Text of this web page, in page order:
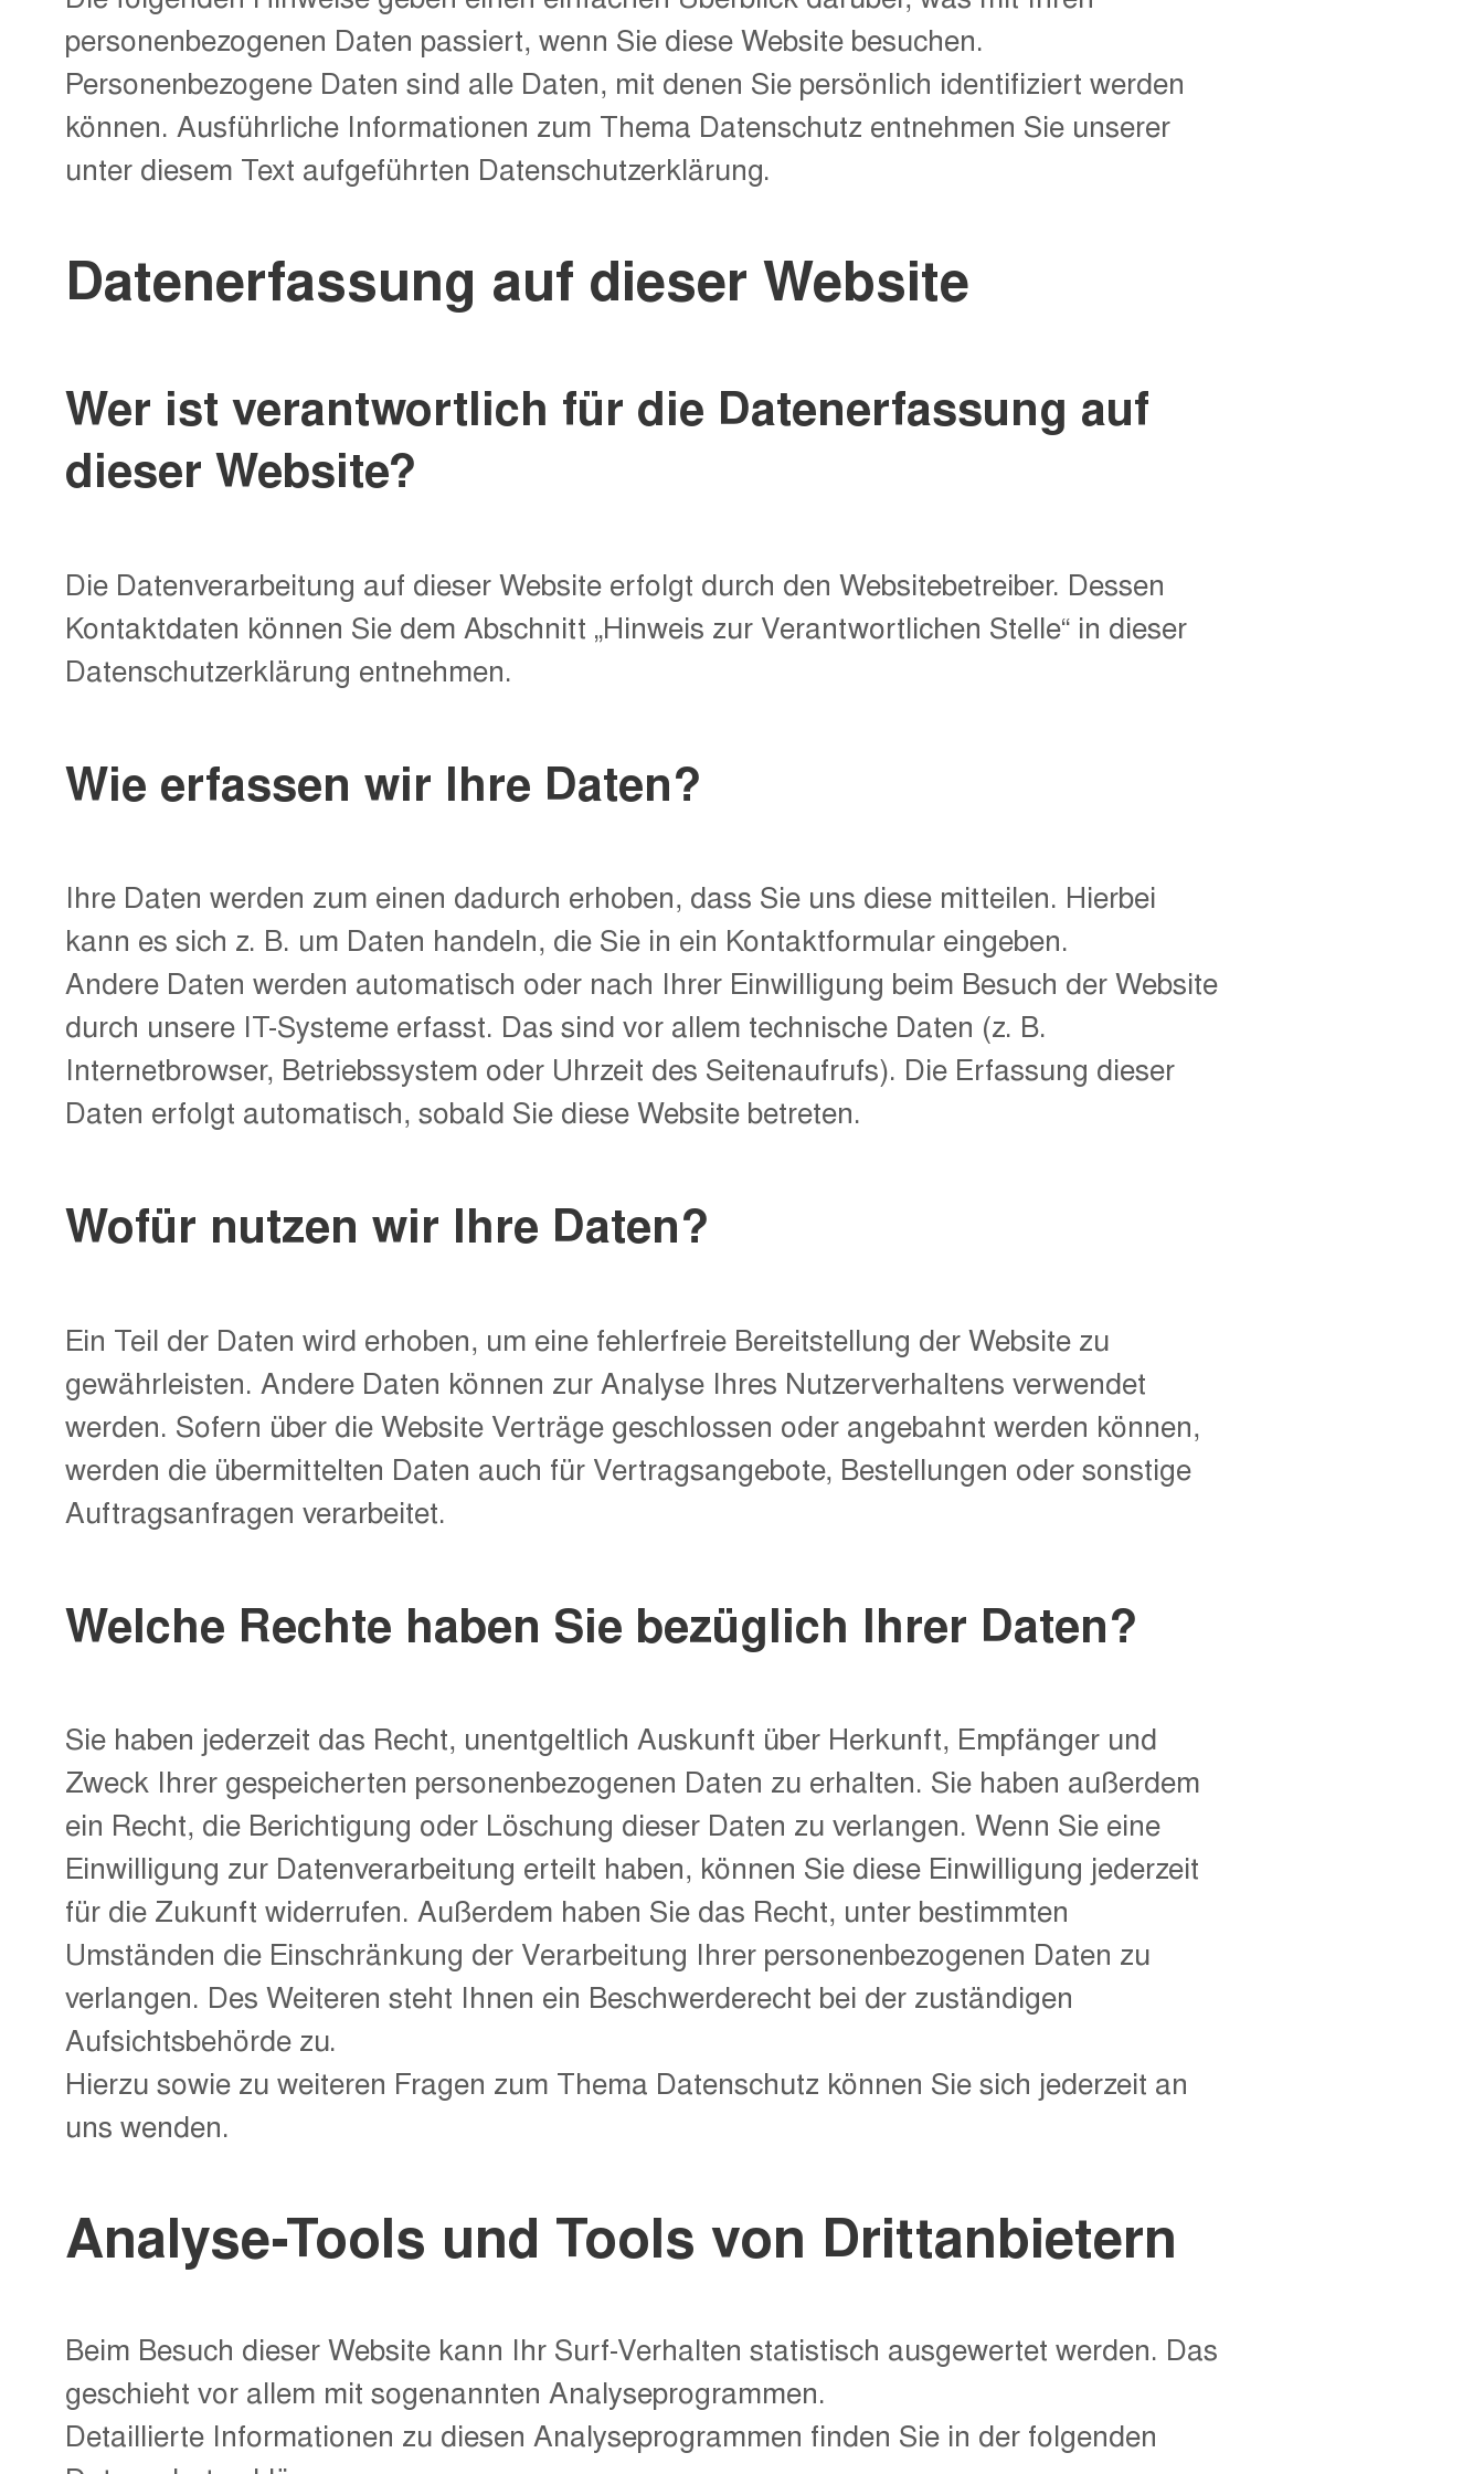
personenbezogenen Daten passiert, wenn Sie diese Website besuchen.
Personenbezogene Daten sind alle Daten, mit denen Sie persönlich identifiziert werden
können. Ausführliche Informationen zum Thema Datenschutz entnehmen Sie unserer
unter diesem Text aufgeführten Datenschutzerklärung.
Datenerfassung auf dieser Website
Wer ist verantwortlich für die Datenerfassung auf
dieser Website?
Die Datenverarbeitung auf dieser Website erfolgt durch den Websitebetreiber. Dessen
Kontaktdaten können Sie dem Abschnitt „Hinweis zur Verantwortlichen Stelle“ in dieser
Datenschutzerklärung entnehmen.
Wie erfassen wir Ihre Daten?
Ihre Daten werden zum einen dadurch erhoben, dass Sie uns diese mitteilen. Hierbei
kann es sich z. B. um Daten handeln, die Sie in ein Kontaktformular eingeben.
Andere Daten werden automatisch oder nach Ihrer Einwilligung beim Besuch der Website
durch unsere IT-Systeme erfasst. Das sind vor allem technische Daten (z. B.
Internetbrowser, Betriebssystem oder Uhrzeit des Seitenaufrufs). Die Erfassung dieser
Daten erfolgt automatisch, sobald Sie diese Website betreten.
Wofür nutzen wir Ihre Daten?
Ein Teil der Daten wird erhoben, um eine fehlerfreie Bereitstellung der Website zu
gewährleisten. Andere Daten können zur Analyse Ihres Nutzerverhaltens verwendet
werden. Sofern über die Website Verträge geschlossen oder angebahnt werden können,
werden die übermittelten Daten auch für Vertragsangebote, Bestellungen oder sonstige
Auftragsanfragen verarbeitet.
Welche Rechte haben Sie bezüglich Ihrer Daten?
Sie haben jederzeit das Recht, unentgeltlich Auskunft über Herkunft, Empfänger und
Zweck Ihrer gespeicherten personenbezogenen Daten zu erhalten. Sie haben außerdem
ein Recht, die Berichtigung oder Löschung dieser Daten zu verlangen. Wenn Sie eine
Einwilligung zur Datenverarbeitung erteilt haben, können Sie diese Einwilligung jederzeit
für die Zukunft widerrufen. Außerdem haben Sie das Recht, unter bestimmten
Umständen die Einschränkung der Verarbeitung Ihrer personenbezogenen Daten zu
verlangen. Des Weiteren steht Ihnen ein Beschwerderecht bei der zuständigen
Aufsichtsbehörde zu.
Hierzu sowie zu weiteren Fragen zum Thema Datenschutz können Sie sich jederzeit an
uns wenden.
Analyse-Tools und Tools von Dritt­anbietern
Beim Besuch dieser Website kann Ihr Surf-Verhalten statistisch ausgewertet werden. Das
geschieht vor allem mit sogenannten Analyseprogrammen.
Detaillierte Informationen zu diesen Analyseprogrammen finden Sie in der folgenden